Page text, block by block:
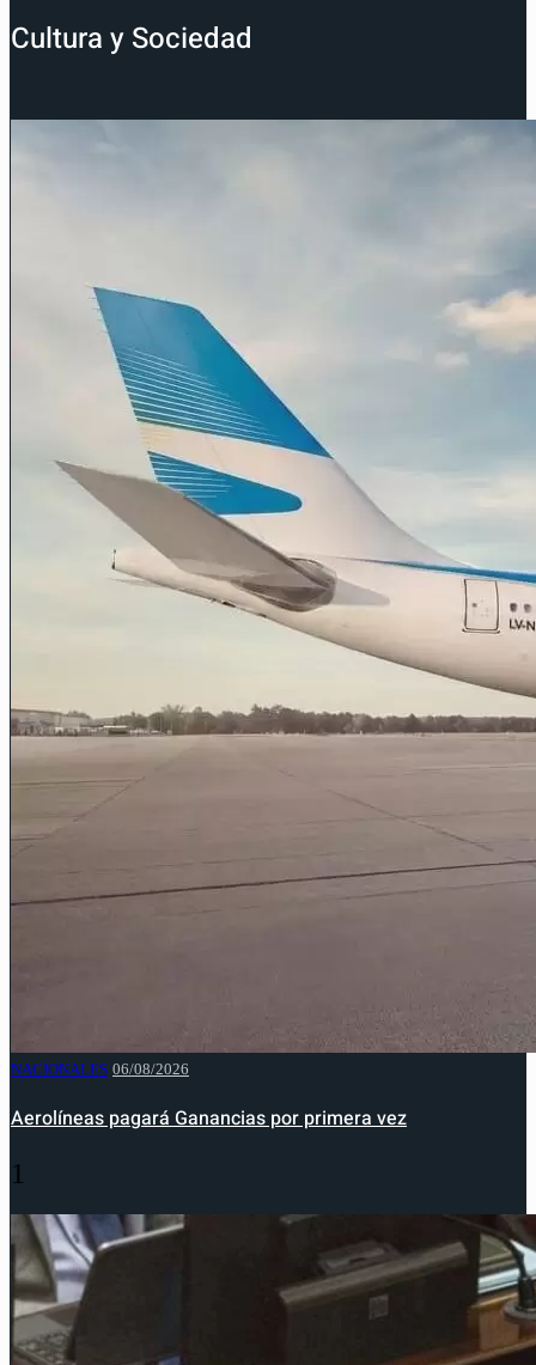
Cultura y Sociedad
NACIONALES 06/08/2026
Aerolíneas pagará Ganancias por primera vez
1